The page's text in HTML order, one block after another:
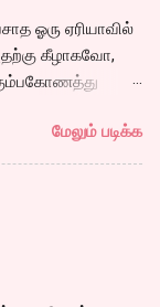
ஓரு ஏரியாவில்
கீழாகவோ,
எப்படி
, சங்கீதா
நடப்பதை போல்
ஏதோ
மேலும் படிக்க